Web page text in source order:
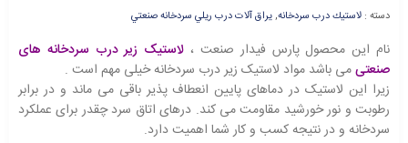
دسته : لاستيك درب سردخانه,يراق آلات درب ريلي سردخانه صنعتي
نام این محصول پارس فیدار صنعت ، لاستیک زیر درب سردخانه های
صنعتیمی باشد مواد لاستیک زیر درب سردخانه خیلی مهم است .
زیرا این لاستیک در دماهای پایین انعطاف پذیر باقی می ماند و در برابر
رطوبت و نور خورشید مقاومت می کند. درهای اتاق سرد چقدر برای عملکرد
سردخانه و در نتیجه کسب و کار شما اهمیت دارد.